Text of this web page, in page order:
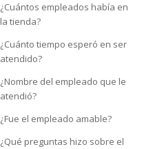
¿Cuántos empleados había en
la tienda?
¿Cuánto tiempo esperó en ser
atendido?
¿Nombre del empleado que le
atendió?
¿Fue el empleado amable?
¿Qué preguntas hizo sobre el